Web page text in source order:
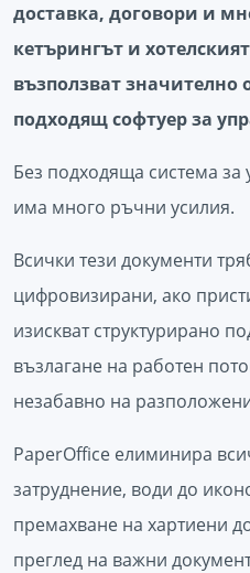
доставка, договори и
кетърингът и
възползват значително
подходящ софтуер за
Без подходяща система
има много ръчни усилия.
Всички тези документи
цифровизирани, ако
изискват структурирано
възлагане на работен
незабавно на
PaperOffice елиминира
затруднение, води до
премахване на хартиени
преглед на важни